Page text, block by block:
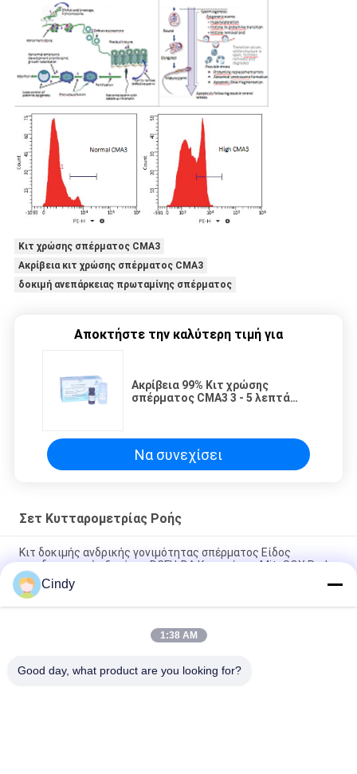
Κιτ χρώσης σπέρματος CMA3
Ακρίβεια κιτ χρώσης σπέρματος CMA3
δοκιμή ανεπάρκειας πρωταμίνης σπέρματος
Αποκτήστε την καλύτερη τιμή για
Ακρίβεια 99% Κιτ χρώσης
σπέρματος CMA3 3 - 5 λεπτά
Να συνεχίσει
Σετ Κυτταρομετρίας Ροής
Κιτ δοκιμής ανδρικής γονιμότητας σπέρματος Είδος
αντιδραστικού οξυγόνου DCFH-DA Κιτ χρώσης MitoSOX Red
Κιτ κυτταρομετρίας ροής σπέρματος PNA-FITC Probe
Cytometry Sperm Acrosome Staining Kit
Sperm Reactive Oxygen Species DHE Staining Kit for ROS Flow
Cindy
1:38 AM
Good day, what product are you looking for?